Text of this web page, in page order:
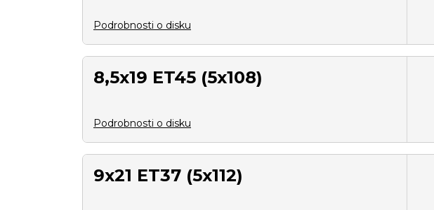
Podrobnosti o disku
8,5x19 ET45 (5x108)
Podrobnosti o disku
9x21 ET37 (5x112)